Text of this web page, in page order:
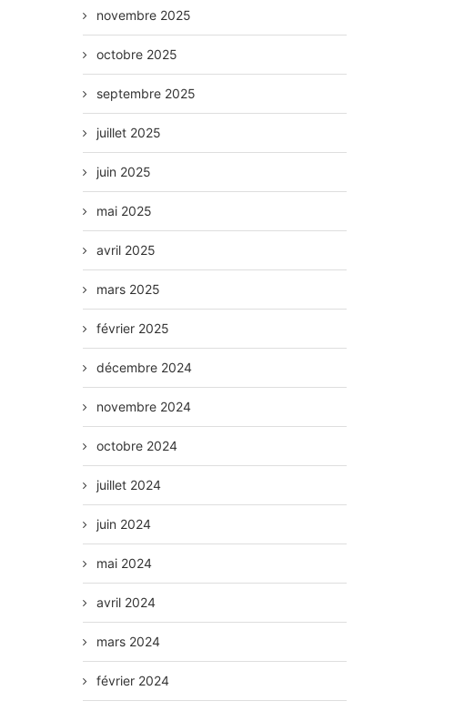
novembre 2025
octobre 2025
septembre 2025
juillet 2025
juin 2025
mai 2025
avril 2025
mars 2025
février 2025
décembre 2024
novembre 2024
octobre 2024
juillet 2024
juin 2024
mai 2024
avril 2024
mars 2024
février 2024